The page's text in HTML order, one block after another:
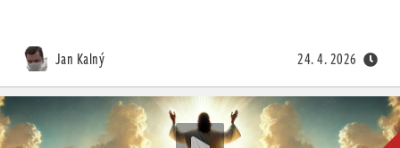
Jan Kalný 24. 4. 2026